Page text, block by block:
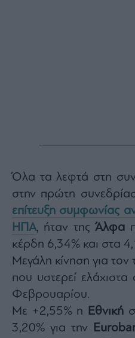
Όλα τα λεφτά στη
στην πρώτη
επίτευξη συμφωνίας
ΗΠΑ, ήταν τηςΆλφα
κέρδη 6,34% και στα
Μεγάλη κίνηση για
που υστερεί
Φεβρουαρίου.
Με +2,55% η Εθνική
3,20% για την